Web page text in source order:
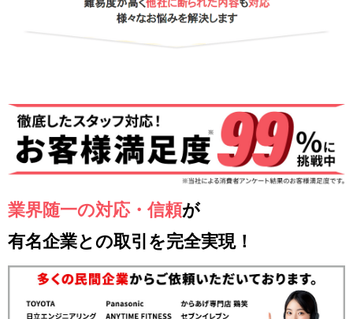
業界随一の対応・信頼が
有名企業との取引を完全実現！